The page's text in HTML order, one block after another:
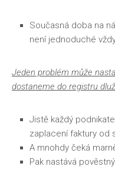
Současná doba na
není jednoduché
Jeden problém může
dostaneme do registru
Jistě každý
zaplacení faktury od
A mnohdy čeká
Pak nastává